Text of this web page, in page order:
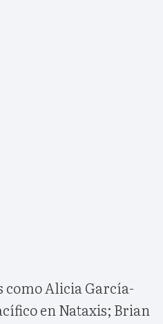
como Alicia García-
en Nataxis; Brian